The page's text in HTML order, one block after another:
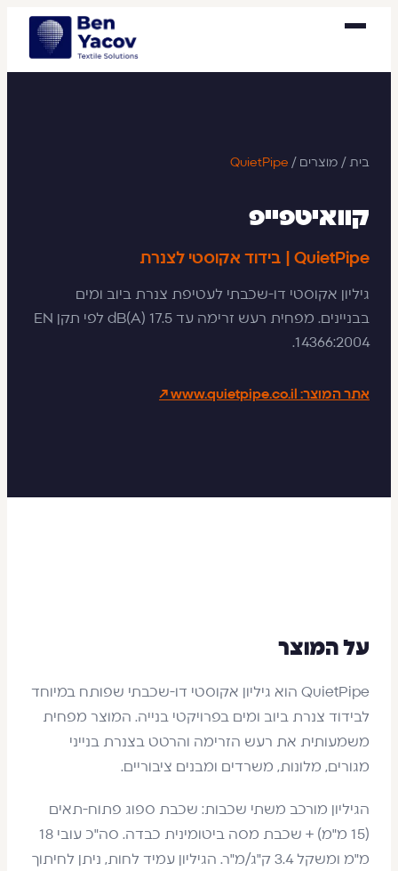
בית / מוצרים /
QuietPipe
קוואיטפייפ
QuietPipe | בידוד אקוסטי לצנרת
גיליון אקוסטי דו-שכבתי לעטיפת צנרת ביוב ומים
בבניינים. מפחית רעש זרימה עד 17.5 dB(A) לפי תקן EN
14366:2004.
אתר המוצר: www.quietpipe.co.il ↗
על המוצר
QuietPipe הוא גיליון אקוסטי דו-שכבתי שפותח במיוחד
לבידוד צנרת ביוב ומים בפרויקטי בנייה. המוצר מפחית
משמעותית את רעש הזרימה והרטט בצנרת בנייני
מגורים, מלונות, משרדים ומבנים ציבוריים.
הגיליון מורכב משתי שכבות: שכבת ספוג פתוח-תאים
(15 מ"מ) + שכבת מסה ביטומינית כבדה. סה"כ עובי 18
מ"מ ומשקל 3.4 ק"ג/מ"ר. הגיליון עמיד לחות, ניתן לחיתוך